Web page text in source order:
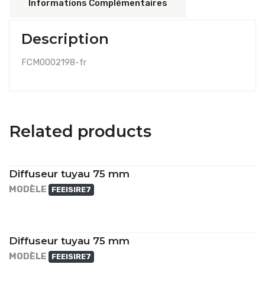
Informations Complémentaires
Description
FCM0002198-fr
Related products
Diffuseur tuyau 75 mm
MODÈLE FEEISIRE7
Diffuseur tuyau 75 mm
MODÈLE FEEISIRE7